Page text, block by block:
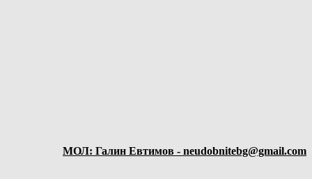
МОЛ: Галин Евтимов - neudobnitebg@gmail.com